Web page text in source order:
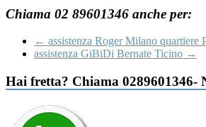
Chiama 02 89601346 anche per:
← assistenza Roger Milano quartiere
assistenza GiBiDi Bernate Ticino →
Hai fretta? Chiama 0289601346-